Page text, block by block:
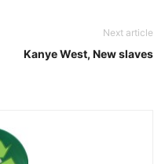
Next article
Kanye West, New slaves